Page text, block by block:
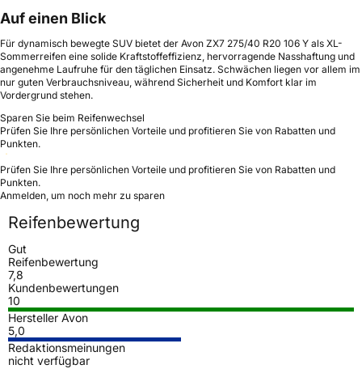
Auf einen Blick
Für dynamisch bewegte SUV bietet der Avon ZX7 275/40 R20 106 Y als XL-
Sommerreifen eine solide Kraftstoffeffizienz, hervorragende Nasshaftung und
angenehme Laufruhe für den täglichen Einsatz. Schwächen liegen vor allem im
nur guten Verbrauchsniveau, während Sicherheit und Komfort klar im
Vordergrund stehen.
Sparen Sie beim Reifenwechsel
Prüfen Sie Ihre persönlichen Vorteile und profitieren Sie von Rabatten und
Punkten.
Prüfen Sie Ihre persönlichen Vorteile und profitieren Sie von Rabatten und
Punkten.
Anmelden, um noch mehr zu sparen
Reifenbewertung
Gut
Reifenbewertung
7,8
Kundenbewertungen
10
Hersteller Avon
5,0
Redaktionsmeinungen
nicht verfügbar